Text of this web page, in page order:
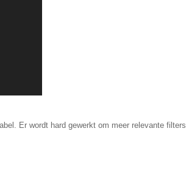
Er wordt hard gewerkt om meer relevante filters